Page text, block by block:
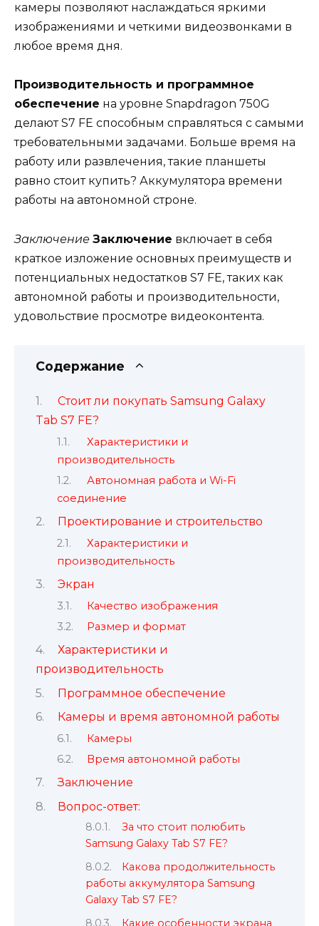
камеры позволяют наслаждаться яркими
изображениями и четкими видеозвонками в
любое время дня.
Производительность и программное
обеспечение на уровне Snapdragon 750G
делают S7 FE способным справляться с самыми
требовательными задачами. Больше время на
работу или развлечения, такие планшеты
равно стоит купить? Аккумулятора времени
работы на автономной строне.
Заключение Заключение включает в себя
краткое изложение основных преимуществ и
потенциальных недостатков S7 FE, таких как
автономной работы и производительности,
удовольствие просмотре видеоконтента.
Содержание
Стоит ли покупать Samsung Galaxy
Tab S7 FE?
Характеристики и
производительность
Автономная работа и Wi-Fi
соединение
Проектирование и строительство
Характеристики и
производительность
Экран
Качество изображения
Размер и формат
Характеристики и
производительность
Программное обеспечение
Камеры и время автономной работы
Камеры
Время автономной работы
Заключение
Вопрос-ответ:
За что стоит полюбить
Samsung Galaxy Tab S7 FE?
Какова продолжительность
работы аккумулятора Samsung
Galaxy Tab S7 FE?
Какие особенности экрана